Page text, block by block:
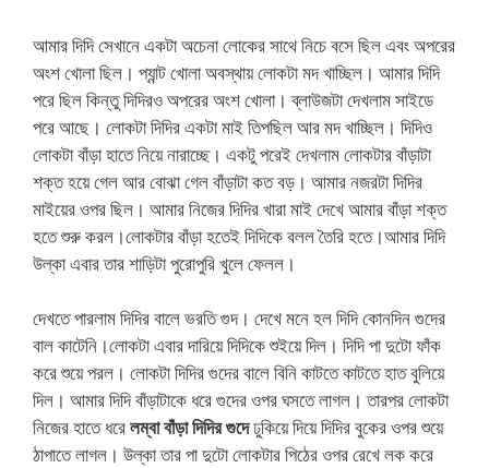
আমার দিদি সেখানে একটা অচেনা লোকের সাথে নিচে বসে ছিল এবং অপরের
অংশ খোলা ছিল। প্যান্ট খোলা অবস্থায় লোকটা মদ খাচ্ছিল। আমার দিদি
পরে ছিল কিন্তু দিদিরও অপরের অংশ খোলা। ব্লাউজটা দেখলাম সাইডে
পরে আছে। লোকটা দিদির একটা মাই তিপছিল আর মদ খাচ্ছিল। দিদিও
লোকটা বাঁড়া হাতে নিয়ে নারাচ্ছে। একটু পরেই দেখলাম লোকটার বাঁড়াটা
শক্ত হয়ে গেল আর বোঝা গেল বাঁড়াটা কত বড়। আমার নজরটা দিদির
মাইয়ের ওপর ছিল। আমার নিজের দিদির খারা মাই দেখে আমার বাঁড়া শক্ত
হতে শুরু করল।লোকটার বাঁড়া হতেই দিদিকে বলল তৈরি হতে।আমার দিদি
উল্কা এবার তার শাড়িটা পুরোপুরি খুলে ফেলল।
দেখতে পারলাম দিদির বালে ভরতি গুদ। দেখে মনে হল দিদি কোনদিন গুদের
বাল কাটেনি।লোকটা এবার দারিয়ে দিদিকে শুইয়ে দিল। দিদি পা দুটো ফাঁক
করে শুয়ে পরল। লোকটা দিদির গুদের বালে বিনি কাটতে কাটতে হাত বুলিয়ে
দিল। আমার দিদি বাঁড়াটাকে ধরে গুদের ওপর ঘসতে লাগল। তারপর লোকটা
নিজের হাতে ধরেলম্বা বাঁড়া দিদির গুদেঢুকিয়ে দিয়ে দিদির বুকের ওপর শুয়ে
ঠাপাতে লাগল। উল্কা তার পা দুটো লোকটার পিঠের ওপর রেখে লক করে